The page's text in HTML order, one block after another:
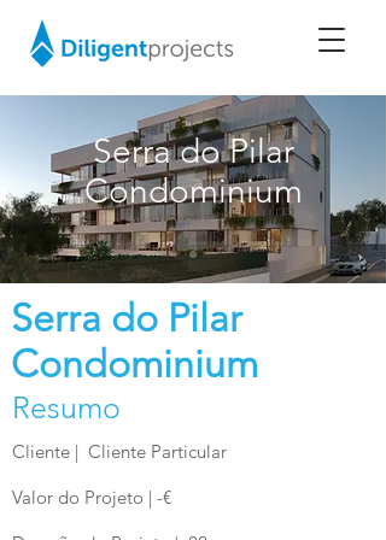
Serra do Pilar
Condominium
Serra do Pilar
Condominium
Resumo
Cliente | Cliente Particular
Valor do Projeto | -€